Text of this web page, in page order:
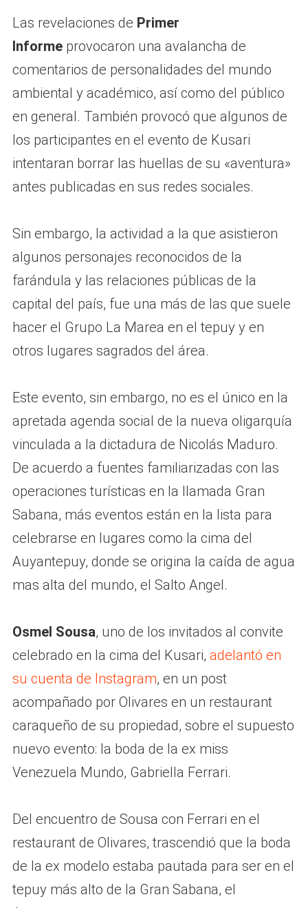
Las revelaciones de Primer
Informeprovocaron una avalancha de
comentarios de personalidades del mundo
ambiental y académico, así como del público
en general. También provocó que algunos de
los participantes en el evento de Kusari
intentaran borrar las huellas de su «aventura»
antes publicadas en sus redes sociales.
Sin embargo, la actividad a la que asistieron
algunos personajes reconocidos de la
farándula y las relaciones públicas de la
capital del país, fue una más de las que suele
hacer el Grupo La Marea en el tepuy y en
otros lugares sagrados del área.
Este evento, sin embargo, no es el único en la
apretada agenda social de la nueva oligarquía
vinculada a la dictadura de Nicolás Maduro.
De acuerdo a fuentes familiarizadas con las
operaciones turísticas en la llamada Gran
Sabana, más eventos están en la lista para
celebrarse en lugares como la cima del
Auyantepuy, donde se origina la caída de agua
mas alta del mundo, el Salto Angel.
Osmel Sousa, uno de los invitados al convite
celebrado en la cima del Kusari, adelantó en
su cuenta de Instagram, en un post
acompañado por Olivares en un restaurant
caraqueño de su propiedad, sobre el supuesto
nuevo evento: la boda de la ex miss
Venezuela Mundo, Gabriella Ferrari.
Del encuentro de Sousa con Ferrari en el
restaurant de Olivares, trascendió que la boda
de la ex modelo estaba pautada para ser en el
tepuy más alto de la Gran Sabana, el